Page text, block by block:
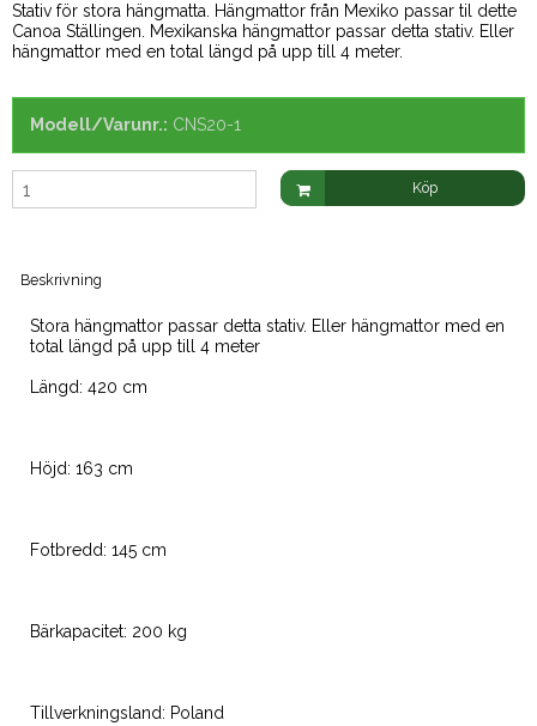
Stativ för stora hängmatta. Hängmattor från Mexiko passar til dette
Canoa Ställingen. Mexikanska hängmattor passar detta stativ. Eller
hängmattor med en total längd på upp till 4 meter.
Modell/Varunr.: CNS20-1
Köp
Beskrivning
Stora hängmattor passar detta stativ. Eller hängmattor med en
total längd på upp till 4 meter
Längd: 420 cm
Höjd: 163 cm
Fotbredd: 145 cm
Bärkapacitet: 200 kg
Tillverkningsland: Poland